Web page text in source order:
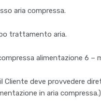
aria compressa.
trattamento aria.
alimentazione 6 –
il Cliente deve provvedere
in aria compressa.)